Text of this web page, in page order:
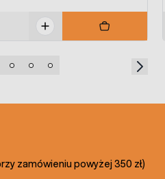
rozpuszczalne w
jest również
kwiatów .
zamówieniu powyżej 350 zł)